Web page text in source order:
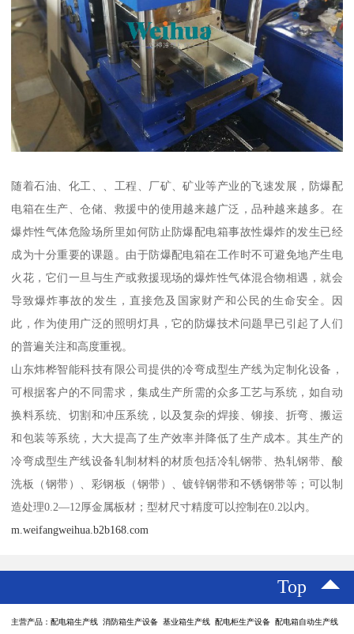
随着石油、化工、、工程、厂矿、矿业等产业的飞速发展，防爆配
电箱在生产、仓储、救援中的使用越来越广泛，品种越来越多。在
爆炸性气体危险场所里如何防止防爆配电箱事故性爆炸的发生已经
成为十分重要的课题。由于防爆配电箱在工作时不可避免地产生电
火花，它们一旦与生产或救援现场的爆炸性气体混合物相遇，就会
导致爆炸事故的发生，直接危及国家财产和公民的生命安全。因
此，作为使用广泛的照明灯具，它的防爆技术问题早已引起了人们
的普遍关注和高度重视。
山东炜桦智能科技有限公司提供的冷弯成型生产线为定制化设备，
可根据客户的不同需求，集成生产所需的众多工艺与系统，如自动
换料系统、切割和冲压系统，以及复杂的焊接、铆接、折弯、搬运
和包装等系统，大大提高了生产效率并降低了生产成本。其生产的
冷弯成型生产线设备轧制材料的材质包括冷轧钢带、热轧钢带、酸
洗板（钢带）、彩钢板（钢带）、镀锌钢带和不锈钢带等；可以制
造处理0.2—12厚金属板材；型材尺寸精度可以控制在0.2以内。
m.weifangweihua.b2b168.com
Top
主营产品：配电箱生产线 消防箱生产设备 基业箱生产线 配电柜生产设备 配电箱自动生产线